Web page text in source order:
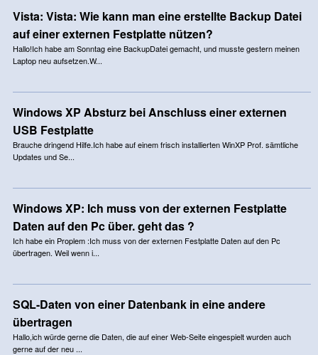
Vista: Vista: Wie kann man eine erstellte Backup Datei
auf einer externen Festplatte nützen?
Hallo!Ich habe am Sonntag eine BackupDatei gemacht, und musste gestern meinen
Laptop neu aufsetzen.W...
Windows XP Absturz bei Anschluss einer externen
USB Festplatte
Brauche dringend Hilfe.Ich habe auf einem frisch installierten WinXP Prof. sämtliche
Updates und Se...
Windows XP: Ich muss von der externen Festplatte
Daten auf den Pc über. geht das ?
Ich habe ein Proplem :Ich muss von der externen Festplatte Daten auf den Pc
übertragen. Weil wenn i...
SQL-Daten von einer Datenbank in eine andere
übertragen
Hallo,ich würde gerne die Daten, die auf einer Web-Seite eingespielt wurden auch
gerne auf der neu ...